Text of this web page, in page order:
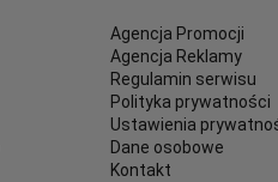
Agencja Promocji
Agencja Reklamy
Regulamin serwisu
Polityka prywatności
Ustawienia
Dane osobowe
Kontakt